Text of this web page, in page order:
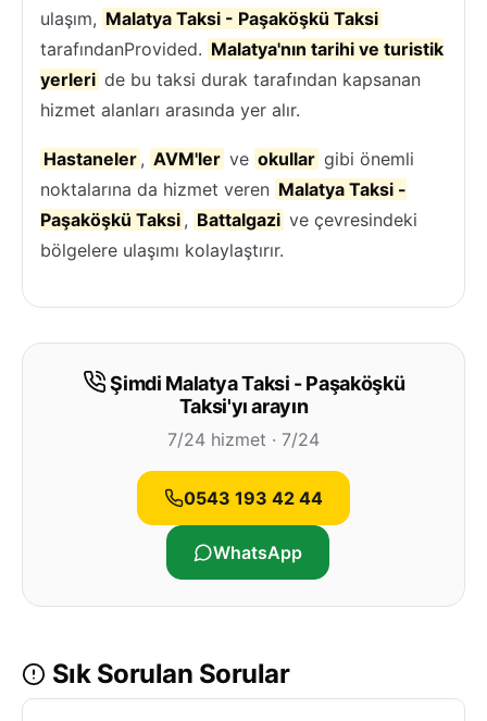
ulaşım, Malatya Taksi - Paşaköşkü Taksi
tarafındanProvided. Malatya'nın tarihi ve turistik
yerleri de bu taksi durak tarafından kapsanan
hizmet alanları arasında yer alır.
Hastaneler , AVM'ler ve okullar gibi önemli
noktalarına da hizmet veren Malatya Taksi -
Paşaköşkü Taksi , Battalgazi ve çevresindeki
bölgelere ulaşımı kolaylaştırır.
Şimdi Malatya Taksi - Paşaköşkü
Taksi'yı arayın
7/24 hizmet · 7/24
0543 193 42 44
WhatsApp
Sık Sorulan Sorular